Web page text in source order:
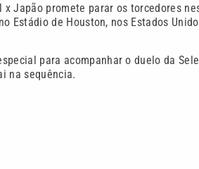
Japão promete parar os torcedores
Estádio de Houston, nos Estados
para acompanhar o duelo da
na sequência.